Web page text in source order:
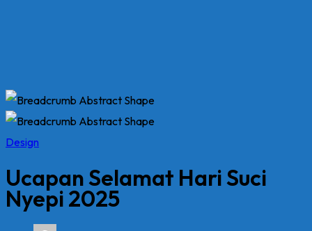
Design
Ucapan Selamat Hari Suci
Nyepi 2025